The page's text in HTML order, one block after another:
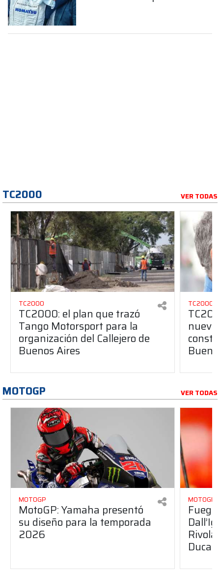
TC2000 VER TODAS
TC2000
TC2000: el plan que trazó
Tango Motorsport para la
organización del Callejero de
Buenos Aires
TC2000
MOTOGP VER TODAS
MOTOGP
MotoGP: Yamaha presentó
su diseño para la temporada
2026
MOTOGP
Ducati